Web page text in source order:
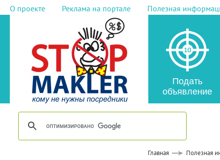
О проекте Реклама на портале Полезная
Подать
объявление
Главная Полезная